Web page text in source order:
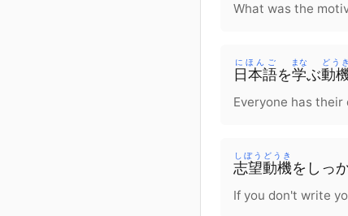
What was the
日本語
にほんご
を学
まな
ぶ動
どうき
Everyone has
志望
しぼう
動機
どうき
をしっ
If you don't write